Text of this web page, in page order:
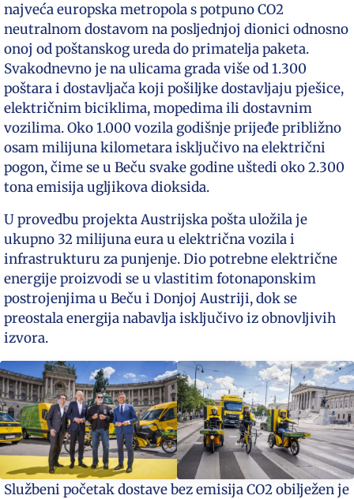
najveća europska metropola s potpuno CO2
neutralnom dostavom na posljednjoj dionici odnosno
onoj od poštanskog ureda do primatelja paketa.
Svakodnevno je na ulicama grada više od 1.300
poštara i dostavljača koji pošiljke dostavljaju pješice,
električnim biciklima, mopedima ili dostavnim
vozilima. Oko 1.000 vozila godišnje prijeđe približno
osam milijuna kilometara isključivo na električni
pogon, čime se u Beču svake godine uštedi oko 2.300
tona emisija ugljikova dioksida.
U provedbu projekta Austrijska pošta uložila je
ukupno 32 milijuna eura u električna vozila i
infrastrukturu za punjenje. Dio potrebne električne
energije proizvodi se u vlastitim fotonaponskim
postrojenjima u Beču i Donjoj Austriji, dok se
preostala energija nabavlja isključivo iz obnovljivih
izvora.
Službeni početak dostave bez emisija CO2 obilježen je